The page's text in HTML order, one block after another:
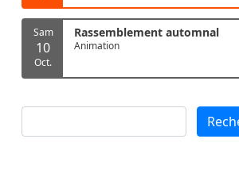
Sam
10
Oct.
Rassemblement automnal
Animation
Rechercher